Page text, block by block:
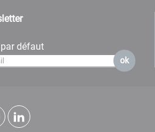
défaut
ok